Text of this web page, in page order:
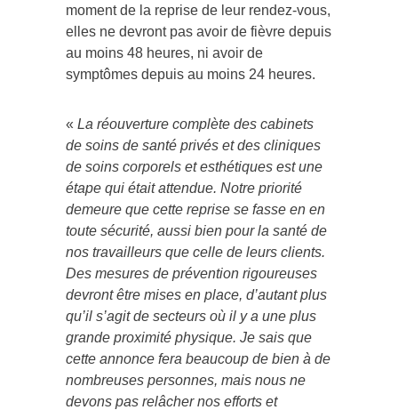
moment de la reprise de leur rendez-vous,
elles ne devront pas avoir de fièvre depuis
au moins 48 heures, ni avoir de
symptômes depuis au moins 24 heures.
« La réouverture complète des cabinets
de soins de santé privés et des cliniques
de soins corporels et esthétiques est une
étape qui était attendue. Notre priorité
demeure que cette reprise se fasse en en
toute sécurité, aussi bien pour la santé de
nos travailleurs que celle de leurs clients.
Des mesures de prévention rigoureuses
devront être mises en place, d’autant plus
qu’il s’agit de secteurs où il y a une plus
grande proximité physique. Je sais que
cette annonce fera beaucoup de bien à de
nombreuses personnes, mais nous ne
devons pas relâcher nos efforts et